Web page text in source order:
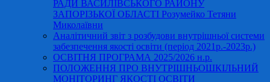
РАДИ ВАСИЛІВСЬКОГО РАЙОНУ
ЗАПОРІЗЬКОЇ ОБЛАСТІ Розумейко Тетяни
Миколаївни
Аналітичний звіт з розбудови внутрішньої системи
забезпечення якості освіти (період 2021р.-2023р.)
ОСВІТНЯ ПРОГРАМА 2025/2026 н.р.
ПОЛОЖЕННЯ ПРО ВНУТРІШНЬОШКІЛЬНИЙ
МОНІТОРИНГ ЯКОСТІ ОСВІТИ